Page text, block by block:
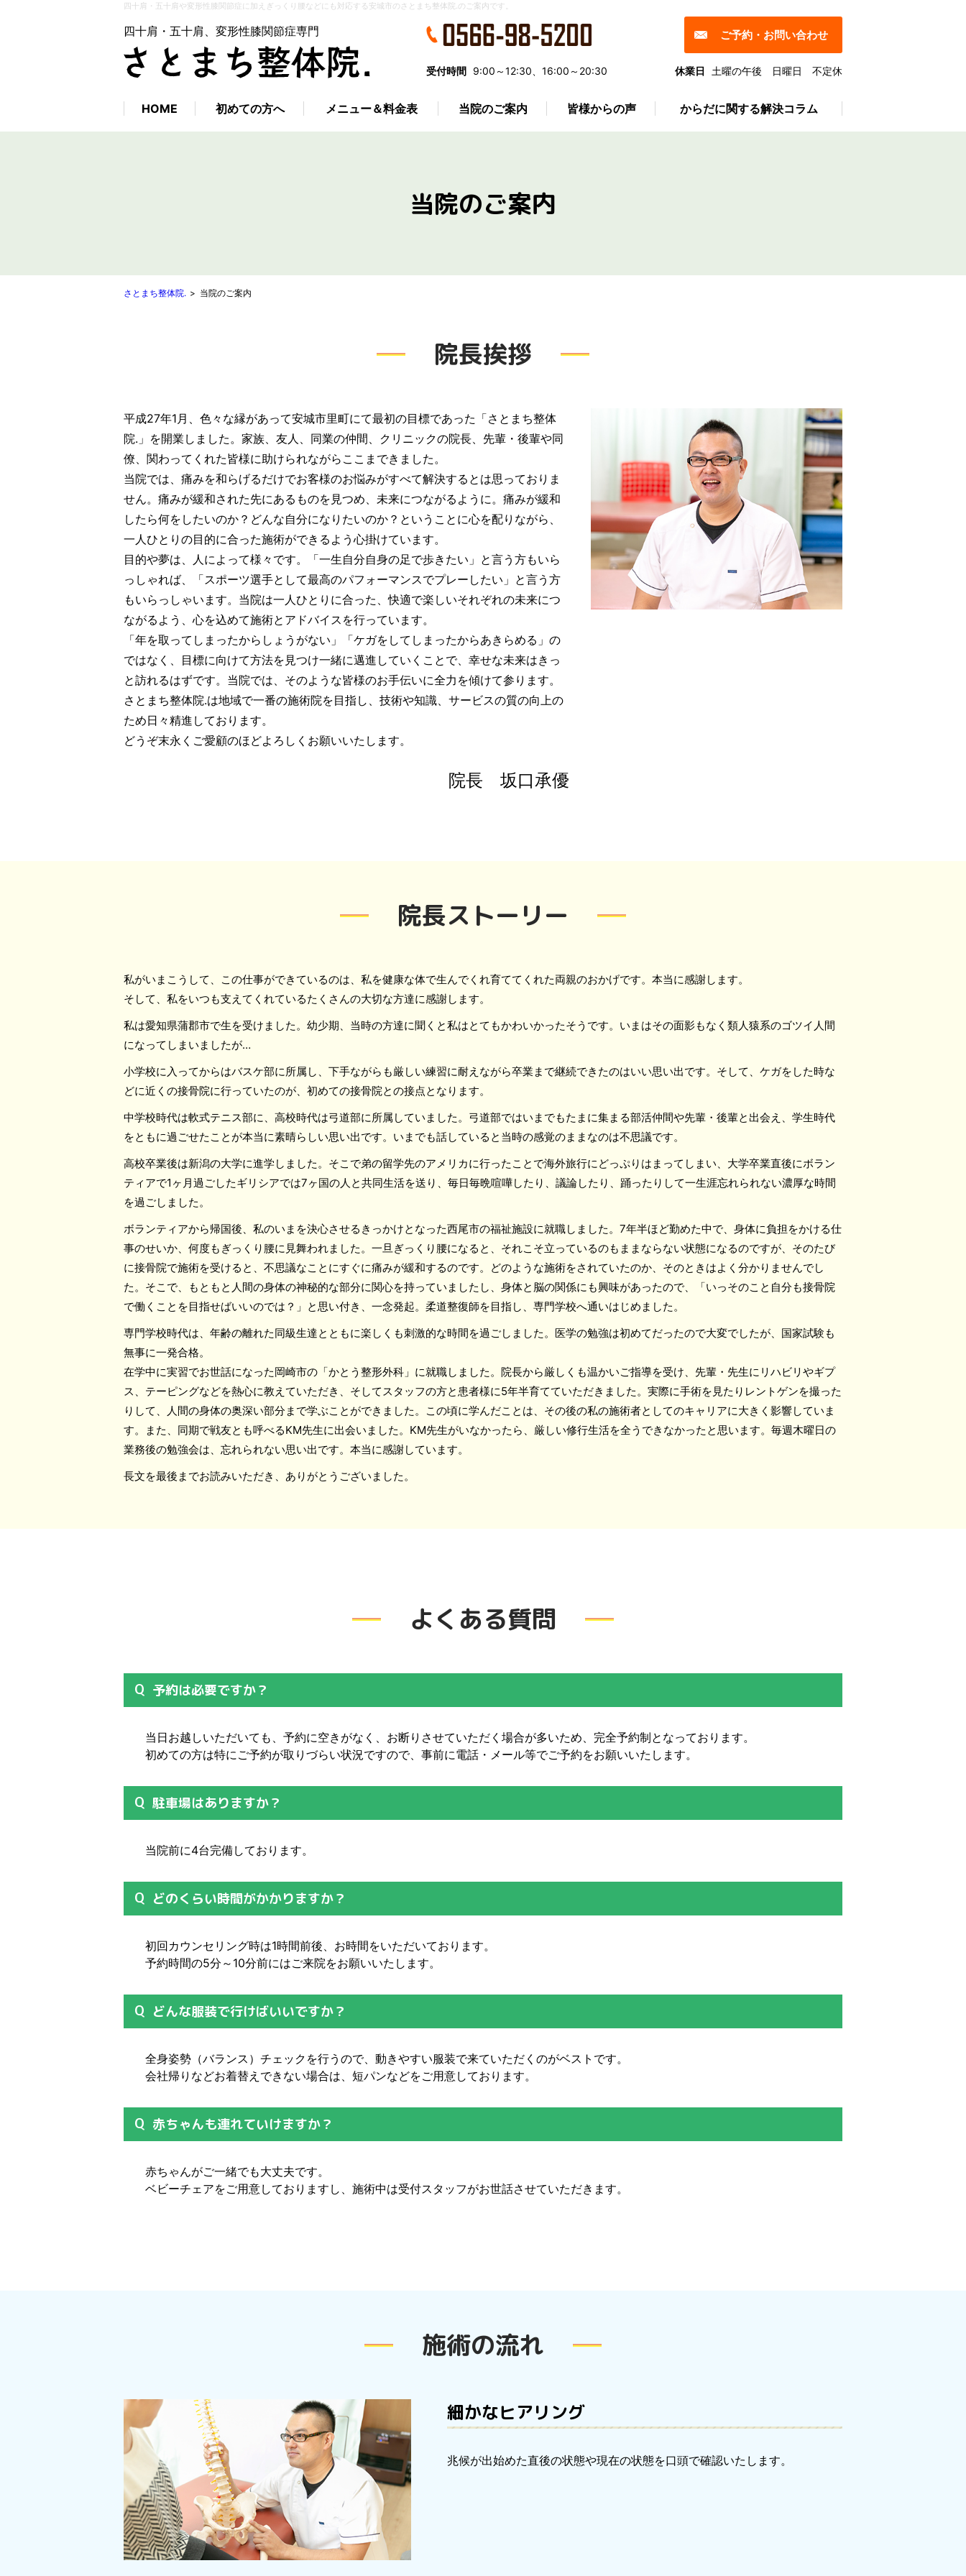
四十肩・五十肩や変形性膝関節症に加えぎっくり腰などにも対応する安城市のさとまち整体院.のご案内です。
四十肩・五十肩、変形性膝関節症専門 ご予約・お問い合わせ
受付時間 9:00～12:30、16:00～20:30 休業日 土曜の午後 日曜日 不定休
HOME 初めての方へ メニュー＆料金表 当院のご案内 皆様からの声 からだに関する解決コラム
当院のご案内
さとまち整体院. 当院のご案内
院長挨拶
平成27年1月、色々な縁があって安城市里町にて最初の目標であった「さとまち整体
院.」を開業しました。家族、友人、同業の仲間、クリニックの院長、先輩・後輩や同
僚、関わってくれた皆様に助けられながらここまできました。
当院では、痛みを和らげるだけでお客様のお悩みがすべて解決するとは思っておりま
せん。痛みが緩和された先にあるものを見つめ、未来につながるように。痛みが緩和
したら何をしたいのか？どんな自分になりたいのか？ということに心を配りながら、
一人ひとりの目的に合った施術ができるよう心掛けています。
目的や夢は、人によって様々です。「一生自分自身の足で歩きたい」と言う方もいら
っしゃれば、「スポーツ選手として最高のパフォーマンスでプレーしたい」と言う方
もいらっしゃいます。当院は一人ひとりに合った、快適で楽しいそれぞれの未来につ
ながるよう、心を込めて施術とアドバイスを行っています。
「年を取ってしまったからしょうがない」「ケガをしてしまったからあきらめる」の
ではなく、目標に向けて方法を見つけ一緒に邁進していくことで、幸せな未来はきっ
と訪れるはずです。当院では、そのような皆様のお手伝いに全力を傾けて参ります。
さとまち整体院.は地域で一番の施術院を目指し、技術や知識、サービスの質の向上の
ため日々精進しております。
どうぞ末永くご愛顧のほどよろしくお願いいたします。
院長 坂口承優
院長ストーリー
私がいまこうして、この仕事ができているのは、私を健康な体で生んでくれ育ててくれた両親のおかげです。本当に感謝します。
そして、私をいつも支えてくれているたくさんの大切な方達に感謝します。
私は愛知県蒲郡市で生を受けました。幼少期、当時の方達に聞くと私はとてもかわいかったそうです。いまはその面影もなく類人猿系のゴツイ人間
になってしまいましたが…
小学校に入ってからはバスケ部に所属し、下手ながらも厳しい練習に耐えながら卒業まで継続できたのはいい思い出です。そして、ケガをした時な
どに近くの接骨院に行っていたのが、初めての接骨院との接点となります。
中学校時代は軟式テニス部に、高校時代は弓道部に所属していました。弓道部ではいまでもたまに集まる部活仲間や先輩・後輩と出会え、学生時代
をともに過ごせたことが本当に素晴らしい思い出です。いまでも話していると当時の感覚のままなのは不思議です。
高校卒業後は新潟の大学に進学しました。そこで弟の留学先のアメリカに行ったことで海外旅行にどっぷりはまってしまい、大学卒業直後にボラン
ティアで1ヶ月過ごしたギリシアでは7ヶ国の人と共同生活を送り、毎日毎晩喧嘩したり、議論したり、踊ったりして一生涯忘れられない濃厚な時間
を過ごしました。
ボランティアから帰国後、私のいまを決心させるきっかけとなった西尾市の福祉施設に就職しました。7年半ほど勤めた中で、身体に負担をかける仕
事のせいか、何度もぎっくり腰に見舞われました。一旦ぎっくり腰になると、それこそ立っているのもままならない状態になるのですが、そのたび
に接骨院で施術を受けると、不思議なことにすぐに痛みが緩和するのです。どのような施術をされていたのか、そのときはよく分かりませんでし
た。そこで、もともと人間の身体の神秘的な部分に関心を持っていましたし、身体と脳の関係にも興味があったので、「いっそのこと自分も接骨院
で働くことを目指せばいいのでは？」と思い付き、一念発起。柔道整復師を目指し、専門学校へ通いはじめました。
専門学校時代は、年齢の離れた同級生達とともに楽しくも刺激的な時間を過ごしました。医学の勉強は初めてだったので大変でしたが、国家試験も
無事に一発合格。
在学中に実習でお世話になった岡崎市の「かとう整形外科」に就職しました。院長から厳しくも温かいご指導を受け、先輩・先生にリハビリやギプ
ス、テーピングなどを熱心に教えていただき、そしてスタッフの方と患者様に5年半育てていただきました。実際に手術を見たりレントゲンを撮った
りして、人間の身体の奥深い部分まで学ぶことができました。この頃に学んだことは、その後の私の施術者としてのキャリアに大きく影響していま
す。また、同期で戦友とも呼べるKM先生に出会いました。KM先生がいなかったら、厳しい修行生活を全うできなかったと思います。毎週木曜日の
業務後の勉強会は、忘れられない思い出です。本当に感謝しています。
長文を最後までお読みいただき、ありがとうございました。
よくある質問
予約は必要ですか？
当日お越しいただいても、予約に空きがなく、お断りさせていただく場合が多いため、完全予約制となっております。
初めての方は特にご予約が取りづらい状況ですので、事前に電話・メール等でご予約をお願いいたします。
駐車場はありますか？
当院前に4台完備しております。
どのくらい時間がかかりますか？
初回カウンセリング時は1時間前後、お時間をいただいております。
予約時間の5分～10分前にはご来院をお願いいたします。
どんな服装で行けばいいですか？
全身姿勢（バランス）チェックを行うので、動きやすい服装で来ていただくのがベストです。
会社帰りなどお着替えできない場合は、短パンなどをご用意しております。
赤ちゃんも連れていけますか？
赤ちゃんがご一緒でも大丈夫です。
ベビーチェアをご用意しておりますし、施術中は受付スタッフがお世話させていただきます。
施術の流れ
細かなヒアリング
兆候が出始めた直後の状態や現在の状態を口頭で確認いたします。